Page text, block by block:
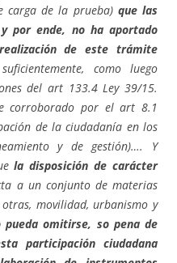
carga de la prueba) que las
por ende, no ha aportado
de este trámite
como luego
del art 133.4 Ley 39/15.
corroborado por el art 8.1
de la ciudadanía en los
y de gestión)…. Y
la disposición de carácter
a un conjunto de materias
movilidad, urbanismo y
pueda omitirse, so pena de
participación ciudadana